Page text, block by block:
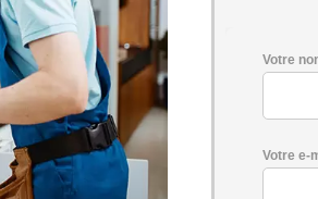
Votre
Votre e-